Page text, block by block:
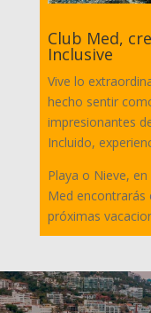
Club Med,
Inclusive
Vive lo
hecho sentir
impresionantes
Incluido,
Playa o Nieve,
Med encontrarás
próximas